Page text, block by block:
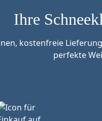
Ihre
kostenfreie
perfekte